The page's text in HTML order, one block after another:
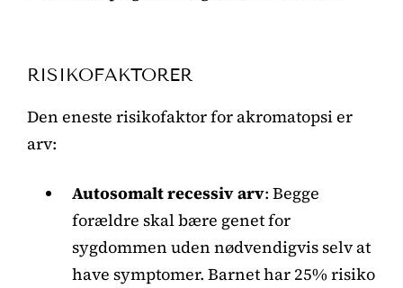
RISIKOFAKTORER
Den eneste risikofaktor for akromatopsi er
arv:
Autosomalt recessiv arv: Begge
forældre skal bære genet for
sygdommen uden nødvendigvis selv at
have symptomer. Barnet har 25% risiko